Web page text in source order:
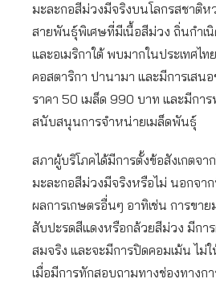
มะละกอสีม่วงมีจริงบนโลกรสชาติ
สายพันธุ์พิเศษที่มีเนื้อสีม่วง ถิ่นกำเนิ
และอเมริกาใต้ พบมากในประเทศไท
คอสตาริกา ปานามา และมีการเสน
ราคา 50 เมล็ด 990 บาท และมีการ
สนับสนุนการจำหน่ายเมล็ดพันธุ์
สภาผู้บริโภคได้มีการตั้งข้อสังเกตจ
มะละกอสีม่วงมีจริงหรือไม่ นอกจ
ผลการเกษตรอื่นๆ อาทิเช่น การขา
สับปะรดสีแดงหรือกล้วยสีม่วง มีกา
สมจริง และจะมีการปิดคอมเม้น ไม่
เมื่อมีการทักสอบถามทางช่องทางกา